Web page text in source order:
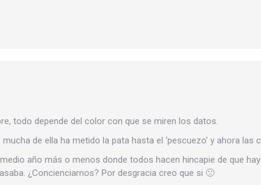
todo depende del color con que se miren los datos.
de ella ha metido la pata hasta el ‘pescuezo’ y ahora las
año más o menos donde todos hacen hincapie de que
¿Concienciarnos? Por desgracia creo que si 🙁